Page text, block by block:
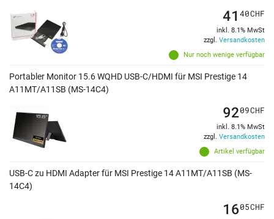
Nur noch wenige verfügbar
41 40CHF
inkl. 8.1% MwSt
zzgl. Versandkosten
Portabler Monitor 15.6 WQHD USB-C/HDMI für MSI Prestige 14
A11MT/A11SB (MS-14C4)
Artikel verfügbar
9209CHF
inkl. 8.1% MwSt
zzgl. Versandkosten
USB-C zu HDMI Adapter für MSI Prestige 14 A11MT/A11SB (MS-
14C4)
1605CHF